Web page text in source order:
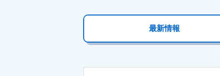
最新情報